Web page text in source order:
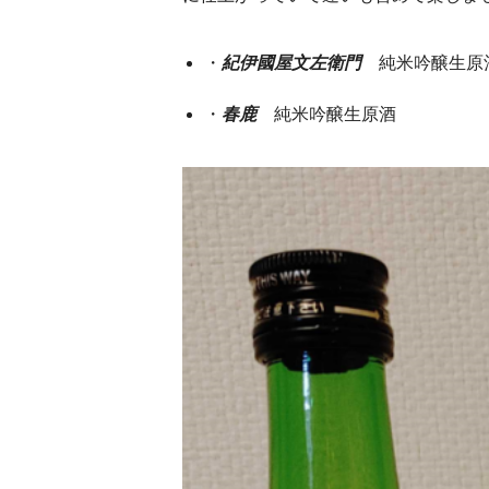
・ 紀伊國屋文左衛門純米吟醸生原
・ 春鹿純米吟醸生原酒